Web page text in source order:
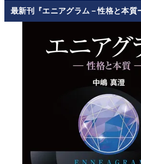
最新刊『エニアグラム－性格と本質